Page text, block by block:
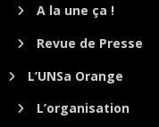
A la une ça !
Revue de Presse
L’UNSa Orange
L’organisation